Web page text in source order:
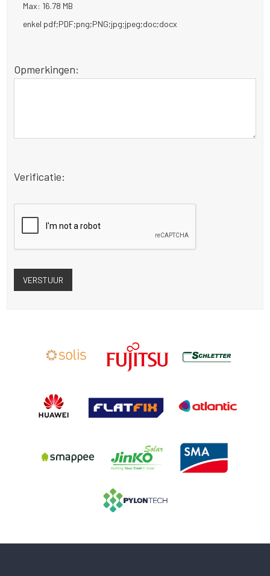
Max: 16.78 MB
enkel pdf;PDF;png;PNG;jpg;jpeg;doc;docx
Opmerkingen:
Verificatie: